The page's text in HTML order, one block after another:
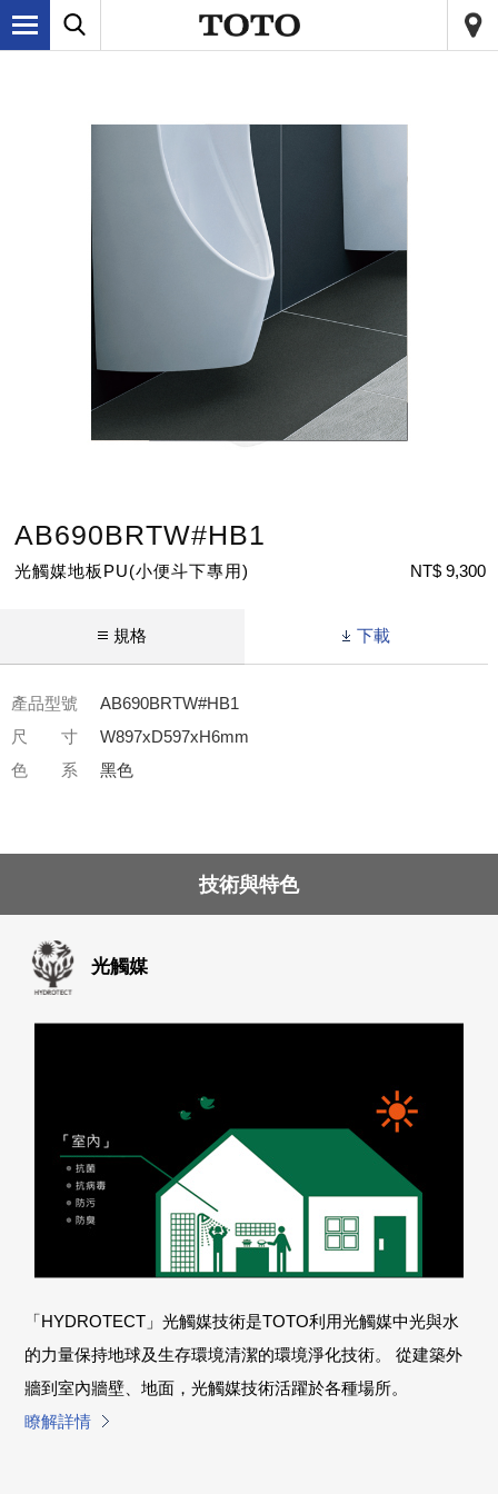
AB690BRTW#HB1
光觸媒地板PU(小便斗下專用) NT$ 9,300
規格 下載
產品型號
AB690BRTW#HB1
尺 寸
W897xD597xH6mm
色 系
黑色
技術與特色
光觸媒
「HYDROTECT」光觸媒技術是TOTO利用光觸媒中光與水
的力量保持地球及生存環境清潔的環境淨化技術。 從建築外
牆到室內牆壁、地面，光觸媒技術活躍於各種場所。
瞭解詳情